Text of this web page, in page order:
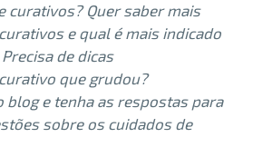
curativos? Quer saber mais
e qual é mais indicado
de dicas
que grudou?
blog e tenha as respostas para
sobre os cuidados de